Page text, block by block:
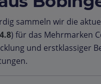
sammeln wir die
4.8) für das Mehrmarken
und erstklassiger